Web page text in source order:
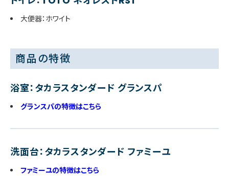
大便器：ホワイト
商品の特徴
浴室：タカラスタンダード グランスパ
グランスパの特徴はこちら
洗面台：タカラスタンダード ファミーユ
ファミーユの特徴はこちら